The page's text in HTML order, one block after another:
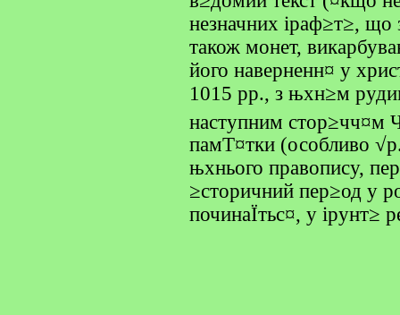
незначних іраф≥т≥, що
також монет,
його наверненн¤ у
1015 рр., з њхн≥м
наступним стор≥чч¤м
памТ¤тки (особливо
њхнього правопису,
≥сторичний пер≥од у
починаЇтьс¤, у ірунт≥